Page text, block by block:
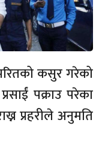
कसुर गरेको
पक्राउ परेका
प्रहरीले अनुमति